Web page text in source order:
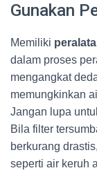
Gunakan
Memiliki
dalam proses
mengangkat
memungkinkan
Jangan lupa
Bila filter
berkurang
seperti air keruh